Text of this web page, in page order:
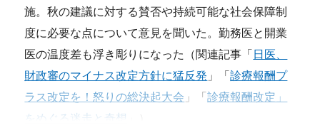
施。秋の建議に対する賛否や持続可能な社会保障制
度に必要な点について意見を聞いた。勤務医と開業
医の温度差も浮き彫りになった（関連記事「 日医、
財政審のマイナス改定方針に猛反発 」「診療報酬プ
ラス改定を！怒りの総決起大会 」「診療報酬改定」
をめぐる迷走と奇想